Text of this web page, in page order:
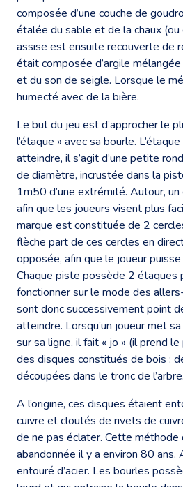
composée d’une couche de
étalée du sable et de la chaux (ou
assise est ensuite recouverte de
était composée d’argile
et du son de seigle. Lorsque le
humecté avec de la bière.
Le but du jeu est d’approcher le
l’étaque » avec sa bourle.
atteindre, il s’agit d’une petite
de diamètre, incrustée dans la
1m50 d’une extrémité. Autour,
afin que les joueurs visent plus
marque est constituée de 2
flèche part de ces cercles en
opposée, afin que le joueur puisse
Chaque piste possède 2 étaques
fonctionner sur le mode des
sont donc successivement point
atteindre. Lorsqu’un joueur met
sur sa ligne, il fait « jo » (il prend
des disques constitués de bois :
découpées dans le tronc de l’arbre.
A l’origine, ces disques étaient
cuivre et cloutés de rivets de
de ne pas éclater. Cette méthode
abandonnée il y a environ 80 ans.
entouré d’acier. Les bourles